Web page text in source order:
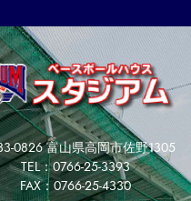
0826 富山県高岡市佐野1305
TEL：0766-25-3393
FAX：0766-25-4330